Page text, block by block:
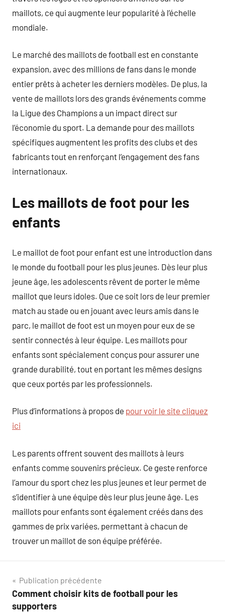
maillots, ce qui augmente leur popularité à l’échelle
mondiale.
Le marché des maillots de football est en constante
expansion, avec des millions de fans dans le monde
entier prêts à acheter les derniers modèles. De plus, la
vente de maillots lors des grands événements comme
la Ligue des Champions a un impact direct sur
l’économie du sport. La demande pour des maillots
spécifiques augmentent les profits des clubs et des
fabricants tout en renforçant l’engagement des fans
internationaux.
Les maillots de foot pour les
enfants
Le maillot de foot pour enfant est une introduction dans
le monde du football pour les plus jeunes. Dès leur plus
jeune âge, les adolescents rêvent de porter le même
maillot que leurs idoles. Que ce soit lors de leur premier
match au stade ou en jouant avec leurs amis dans le
parc, le maillot de foot est un moyen pour eux de se
sentir connectés à leur équipe. Les maillots pour
enfants sont spécialement conçus pour assurer une
grande durabilité, tout en portant les mêmes designs
que ceux portés par les professionnels.
Plus d’informations à propos de pour voir le site cliquez
ici
Les parents offrent souvent des maillots à leurs
enfants comme souvenirs précieux. Ce geste renforce
l’amour du sport chez les plus jeunes et leur permet de
s’identifier à une équipe dès leur plus jeune âge. Les
maillots pour enfants sont également créés dans des
gammes de prix variées, permettant à chacun de
trouver un maillot de son équipe préférée.
Navigation
de
Publication précédente
Comment choisir kits de football pour les
supporters